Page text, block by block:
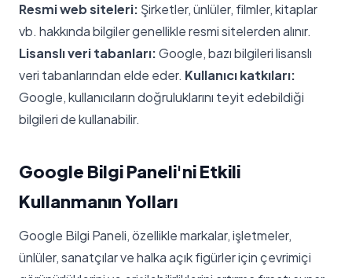
Resmi web siteleri: Şirketler, ünlüler, filmler, kitaplar
vb. hakkında bilgiler genellikle resmi sitelerden alınır.
Lisanslı veri tabanları:Google, bazı bilgileri lisanslı
veri tabanlarından elde eder. Kullanıcı katkıları:
Google, kullanıcıların doğruluklarını teyit edebildiği
bilgileri de kullanabilir.
Google Bilgi Paneli'ni Etkili
Kullanmanın Yolları
Google Bilgi Paneli, özellikle markalar, işletmeler,
ünlüler, sanatçılar ve halka açık figürler için çevrimiçi